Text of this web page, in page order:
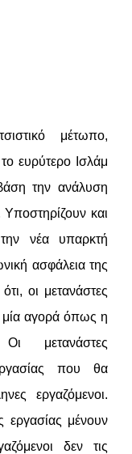
μέτωπο,
ευρύτερο Ισλάμ
την ανάλυση
και
νέα υπαρκτή
ασφάλεια της
οι μετανάστες
μία αγορά όπως η
μετανάστες
που θα
εργαζόμενοι.
εργασίας μένουν
δεν τις